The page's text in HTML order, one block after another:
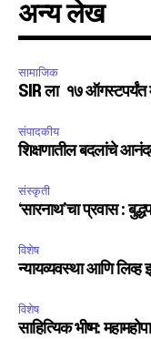
अन्य लेख
सामाजिक
SIR ला १७ ऑगस्टपर्यंत
संपादकीय
शिक्षणातील बदलांचे
संस्कृती
‘सारनाथ’चा प्रवास :
विशेष
न्यायव्यवस्था आणि लिव्ह
विशेष
साहित्यिक भीष्म: